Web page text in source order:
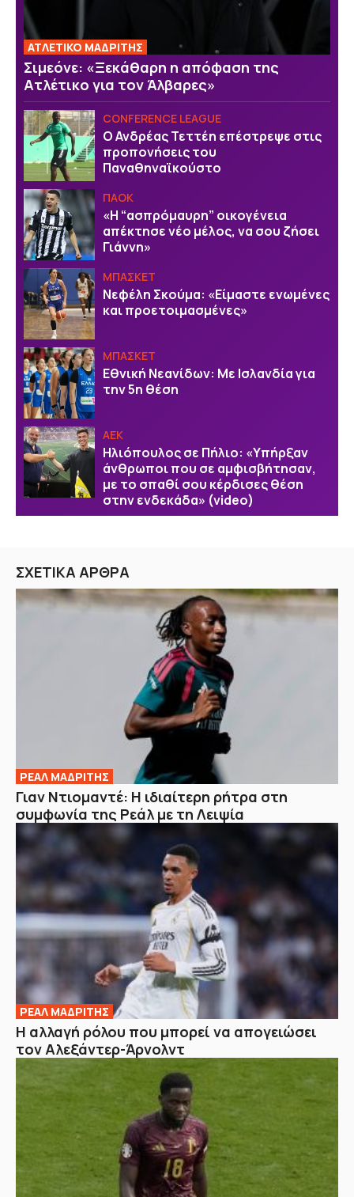
ΑΤΛΕΤΙΚΟ ΜΑΔΡΙΤΗΣ
Σιμεόνε: «Ξεκάθαρη η απόφαση της
Ατλέτικο για τον Άλβαρες»
CONFERENCE LEAGUE
Ο Ανδρέας Τεττέη επέστρεψε στις
προπονήσεις του
Παναθηναϊκούστο
ΠΑΟΚ
«Η “ασπρόμαυρη” οικογένεια
απέκτησε νέο μέλος, να σου ζήσει
Γιάννη»
ΜΠΑΣΚΕΤ
Νεφέλη Σκούμα: «Είμαστε ενωμένες
και προετοιμασμένες»
ΜΠΑΣΚΕΤ
Εθνική Νεανίδων: Με Ισλανδία για
την 5η θέση
ΑΕΚ
Ηλιόπουλος σε Πήλιο: «Υπήρξαν
άνθρωποι που σε αμφισβήτησαν,
με το σπαθί σου κέρδισες θέση
στην ενδεκάδα» (video)
ΣΧΕΤΙΚΑ ΑΡΘΡΑ
ΡΕΑΛ ΜΑΔΡΙΤΗΣ
Γιαν Ντιομαντέ: Η ιδιαίτερη ρήτρα στη
συμφωνία της Ρεάλ με τη Λειψία
ΡΕΑΛ ΜΑΔΡΙΤΗΣ
Η αλλαγή ρόλου που μπορεί να απογειώσει
τον Αλεξάντερ-Άρνολντ